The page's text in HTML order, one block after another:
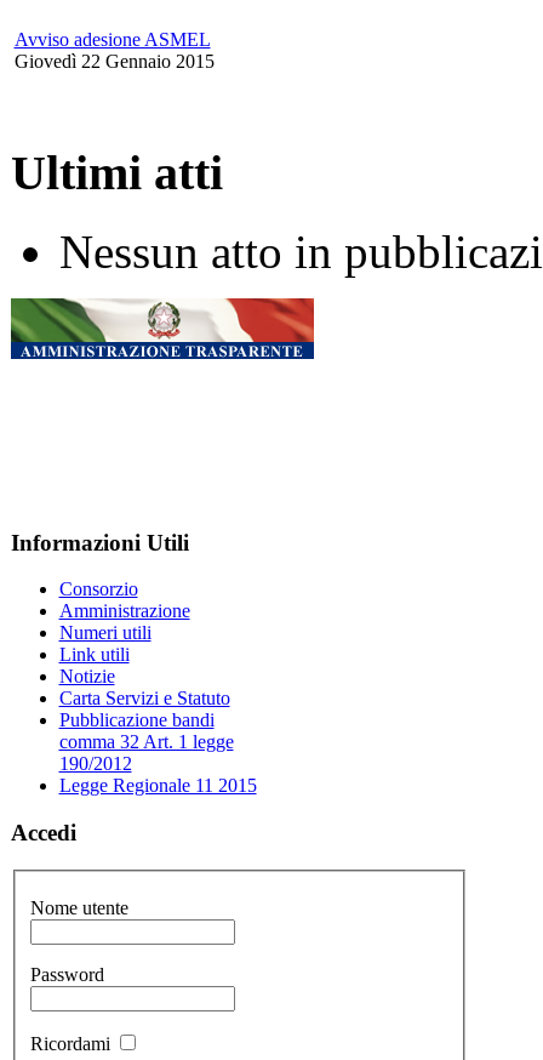
Avviso adesione ASMEL
Giovedì 22 Gennaio 2015
Ultimi atti
Nessun atto in
Informazioni Utili
Consorzio
Amministrazione
Numeri utili
Link utili
Notizie
Carta Servizi e Statuto
Pubblicazione bandi
comma 32 Art. 1 legge
190/2012
Legge Regionale 11 2015
Accedi
Nome utente
Password
Ricordami